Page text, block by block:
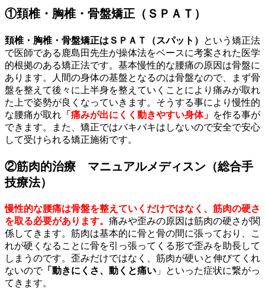
①頚椎・胸椎・骨盤矯正（ＳＰＡＴ）
頚椎・胸椎・骨盤矯正はＳＰＡＴ（スパット）
という矯正法
で医師である鹿島田先生が操体法をベースに考案された医学
的根拠のある矯正法です。基本慢性的な腰痛の原因は骨盤に
あります。人間の身体の基盤となるのは骨盤なので、まず骨
盤を整えて後々に上半身を整えていくことにより痛みが取れ
た上で姿勢が良くなっていきます。そうする事により慢性的
な腰痛が取れ 「痛みが出にくく動きやすい身体」 を作る事が
できます。また、矯正ではバキバキはしないので安全で安心
して受けられる矯正施術です。
②筋肉的治療 マニュアルメディスン（総合手
技療法）
慢性的な腰痛は骨盤を整えていくだけではなく、筋肉の硬さ
を取る必要があります。 痛みや歪みの原因は筋肉の硬さが関
係してきます。筋肉は基本的に骨と骨の間に張っており、こ
れが硬くなることに骨を引っ張ってくる形で歪みを助長して
しまうのです。歪みだけではなく、筋肉が硬いと伸びてくれ
ないので「動きにくさ、動くと痛い 」といった症状に繋がっ
てきます。